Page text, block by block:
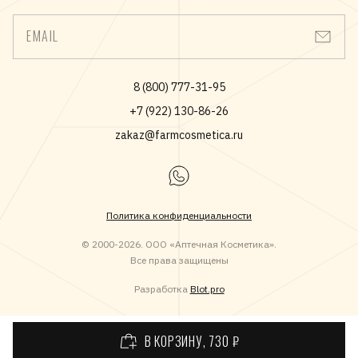
В КОРЗИНУ, 730 ₽
EMAIL
8 (800) 777-31-95
+7 (922) 130-86-26
zakaz@farmcosmetica.ru
Политика конфиденциальности
© 2000-2026. ООО «Аптечная Косметика».
Все права защищены
Разработка Blot.pro